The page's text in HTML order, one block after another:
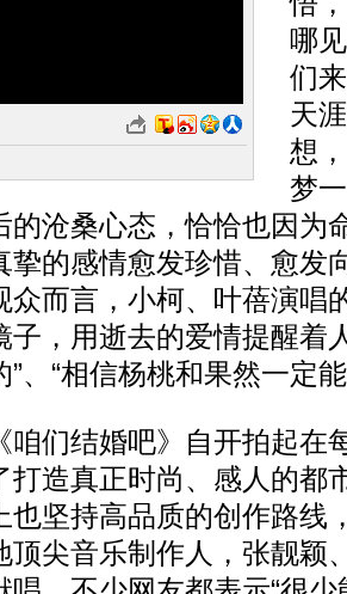
哪
们
天
想
梦
的沧桑心态，恰恰也因为
挚的感情愈发珍惜、愈发
众而言，小柯、叶蓓演唱
子，用逝去的爱情提醒着
、“相信杨桃和果然一定
们结婚吧》自开拍起在
打造真正时尚、感人的都
也坚持高品质的创作路线
顶尖音乐制作人，张靓颖